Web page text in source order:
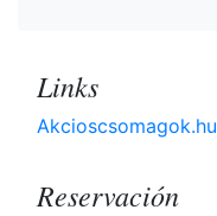
Links
Akcioscsomagok.hu
Reservación